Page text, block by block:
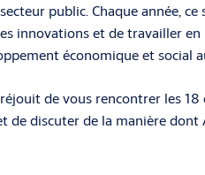
public. Chaque année,
et de travailler en
économique et social
de vous rencontrer les
de discuter de la manière